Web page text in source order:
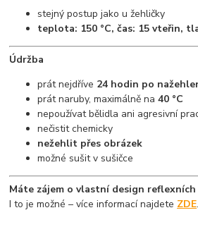
stejný postup jako u žehličky
teplota: 150 °C, čas: 15 vteřin,
Údržba
prát nejdříve 24 hodin po
prát naruby, maximálně na40 °C
nepoužívat bělidla ani agresivní
nečistit chemicky
nežehlit přes obrázek
možné sušit v sušičce
Máte zájem o vlastní design reflexních
I to je možné – více informací najdete ZDE.